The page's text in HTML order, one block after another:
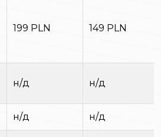
199 PLN 149 PLN
н/д н/д
н/д н/д